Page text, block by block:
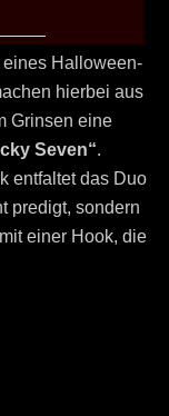
Halloween-
hierbei aus
Grinsen eine
Seven“.
entfaltet das Duo
predigt, sondern
einer Hook, die